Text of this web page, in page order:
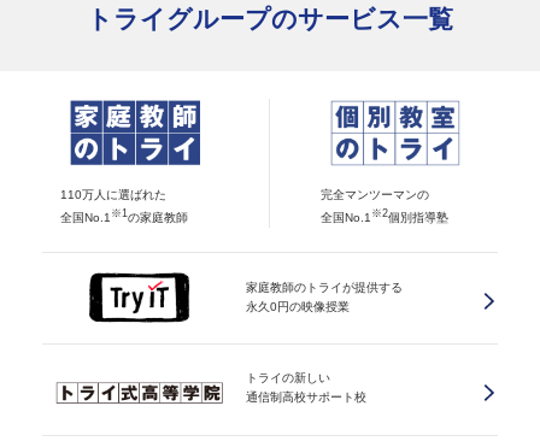
トライグループのサービス一覧
110万人に選ばれた
全国No.1 ※1 の家庭教師
完全マンツーマンの
全国No.1 ※2個別指導塾
家庭教師のトライが提供する
永久0円の映像授業
トライの新しい
通信制高校サポート校